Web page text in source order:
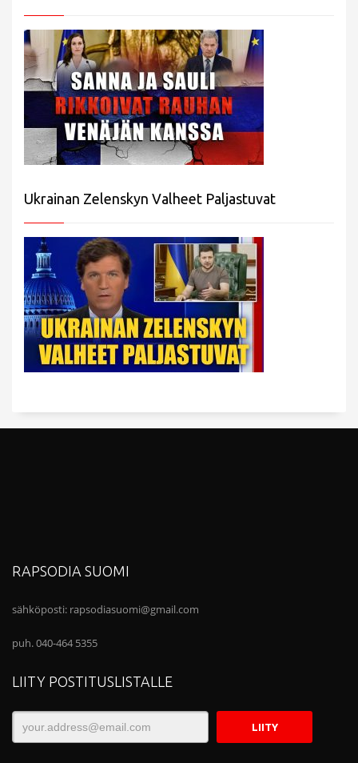
Ukrainan Zelenskyn Valheet Paljastuvat
RAPSODIA SUOMI
sähköposti: rapsodiasuomi@gmail.com
puh. 040-464 5355
LIITY POSTITUSLISTALLE